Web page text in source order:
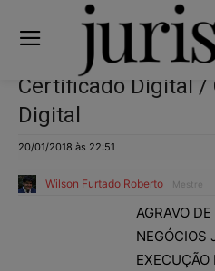
Certificado Digital /
Digital
20/01/2018 às 22:51
Wilson Furtado Roberto Mestre
AGRAVO
NEGÓCIOS